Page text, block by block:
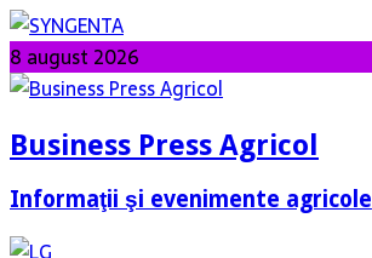
8 august 2026
Business Press Agricol
Informaţii şi evenimente agricole